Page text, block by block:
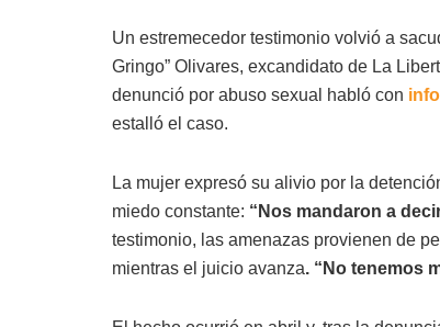
Un estremecedor testimonio volvió a
Gringo” Olivares, excandidato de La
denunció por abuso sexual habló con
estalló el caso.
La mujer expresó su alivio por la
miedo constante: “Nos mandaron a
testimonio, las amenazas provienen de
mientras el juicio avanza. “No tenemos